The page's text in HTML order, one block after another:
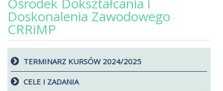
Doskonalenia Zawodowego
CRRiMP
TERMINARZ KURSÓW 2024/2025
CELE I ZADANIA